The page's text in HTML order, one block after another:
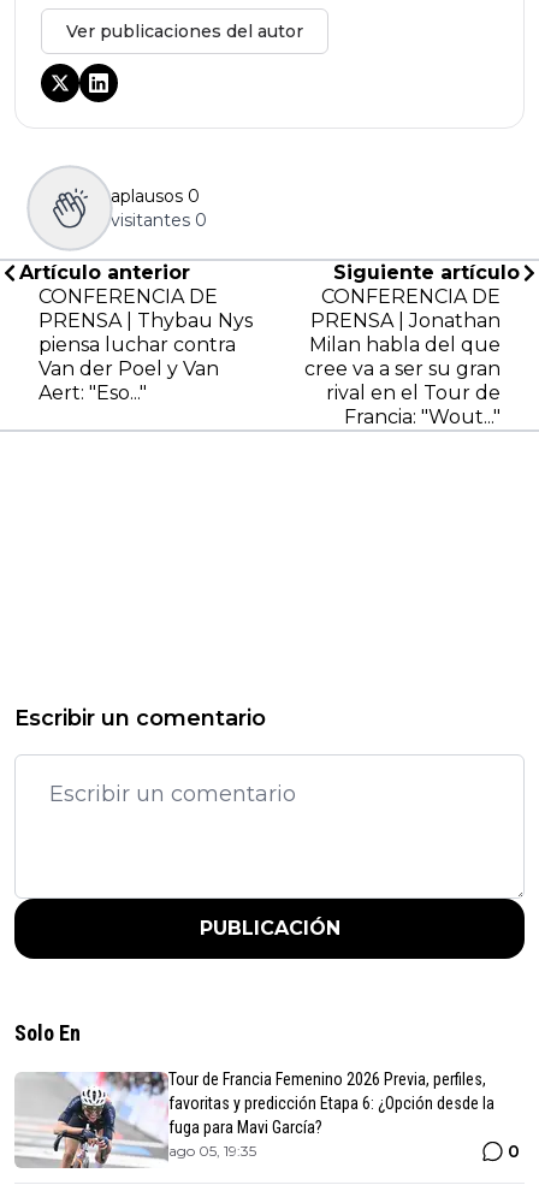
Ver publicaciones del autor
aplausos 0
visitantes 0
Artículo anterior
CONFERENCIA DE
PRENSA | Thybau Nys
piensa luchar contra
Van der Poel y Van
Aert: "Eso..."
Siguiente artículo
CONFERENCIA DE
PRENSA | Jonathan
Milan habla del que
cree va a ser su gran
rival en el Tour de
Francia: "Wout..."
Escribir un comentario
PUBLICACIÓN
Solo En
Tour de Francia Femenino 2026 Previa, perfiles,
favoritas y predicción Etapa 6: ¿Opción desde la
fuga para Mavi García?
ago 05, 19:35 0